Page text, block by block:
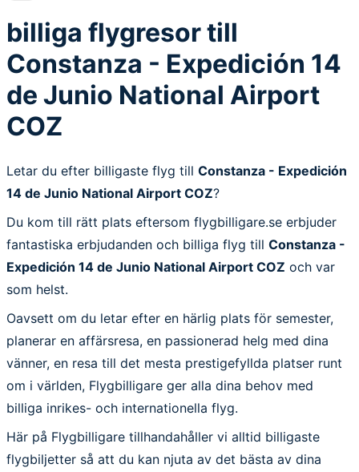
billiga flygresor till
Constanza - Expedición 14
de Junio National Airport
COZ
Letar du efter billigaste flyg till Constanza - Expedición
14 de Junio National Airport COZ?
Du kom till rätt plats eftersom flygbilligare.se erbjuder
fantastiska erbjudanden och billiga flyg till Constanza -
Expedición 14 de Junio National Airport COZ och var
som helst.
Oavsett om du letar efter en härlig plats för semester,
planerar en affärsresa, en passionerad helg med dina
vänner, en resa till det mesta prestigefyllda platser runt
om i världen, Flygbilligare ger alla dina behov med
billiga inrikes- och internationella flyg.
Här på Flygbilligare tillhandahåller vi alltid billigaste
flygbiljetter så att du kan njuta av det bästa av dina